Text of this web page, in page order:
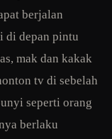
berjalan
di depan pintu
mak dan kakak
tv di sebelah
seperti orang
berlaku